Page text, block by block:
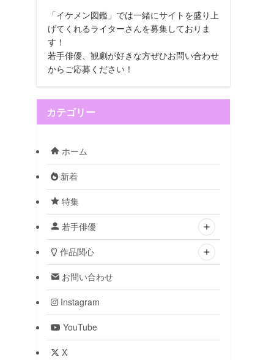
「イケメン図鑑」では一緒にサイトを盛り上
げてくれるライターさんを募集しておりま
す！
若手俳優、観劇が好きな方ぜひお問い合わせ
からご応募ください！
カテゴリー
ホーム
新着
特集
若手俳優
作品関心
お問い合わせ
Instagram
YouTube
X